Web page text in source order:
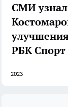
СМИ
РБК Спорт
2023